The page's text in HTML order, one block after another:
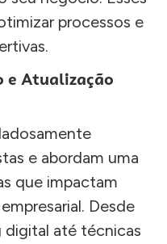
processos e
e Atualização
e abordam uma
que impactam
Desde
digital até técnicas